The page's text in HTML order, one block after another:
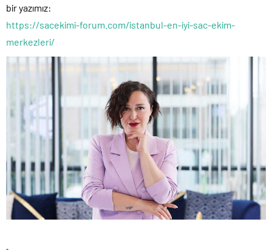
bir yazımız:
https://sacekimi-forum.com/istanbul-en-iyi-sac-ekim-
merkezleri/